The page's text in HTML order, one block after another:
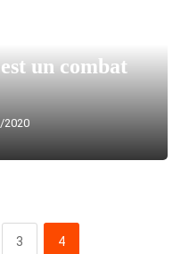
un combat
2020
3 4